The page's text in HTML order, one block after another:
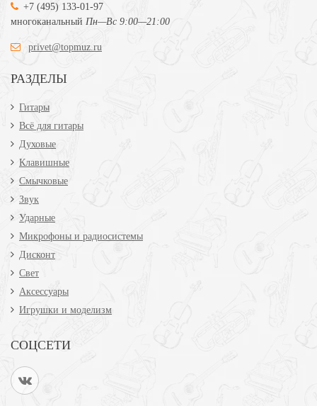
+7 (495) 133-01-97
многоканальный Пн—Вс 9:00—21:00
privet@topmuz.ru
РАЗДЕЛЫ
Гитары
Всё для гитары
Духовые
Клавишные
Смычковые
Звук
Ударные
Микрофоны и радиосистемы
Дисконт
Свет
Аксессуары
Игрушки и моделизм
СОЦСЕТИ